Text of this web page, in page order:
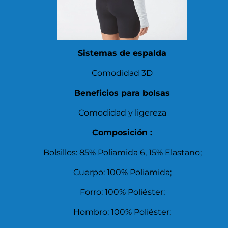
Sistemas de espalda
Comodidad 3D
Beneficios para bolsas
Comodidad y ligereza
Composición :
Bolsillos: 85% Poliamida 6, 15% Elastano;
Cuerpo: 100% Poliamida;
Forro: 100% Poliéster;
Hombro: 100% Poliéster;